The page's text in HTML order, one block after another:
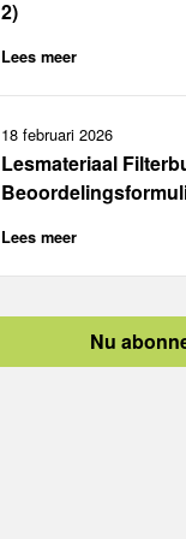
2)
Lees meer
18 februari 2026
Lesmateriaal
Lees meer
Nu